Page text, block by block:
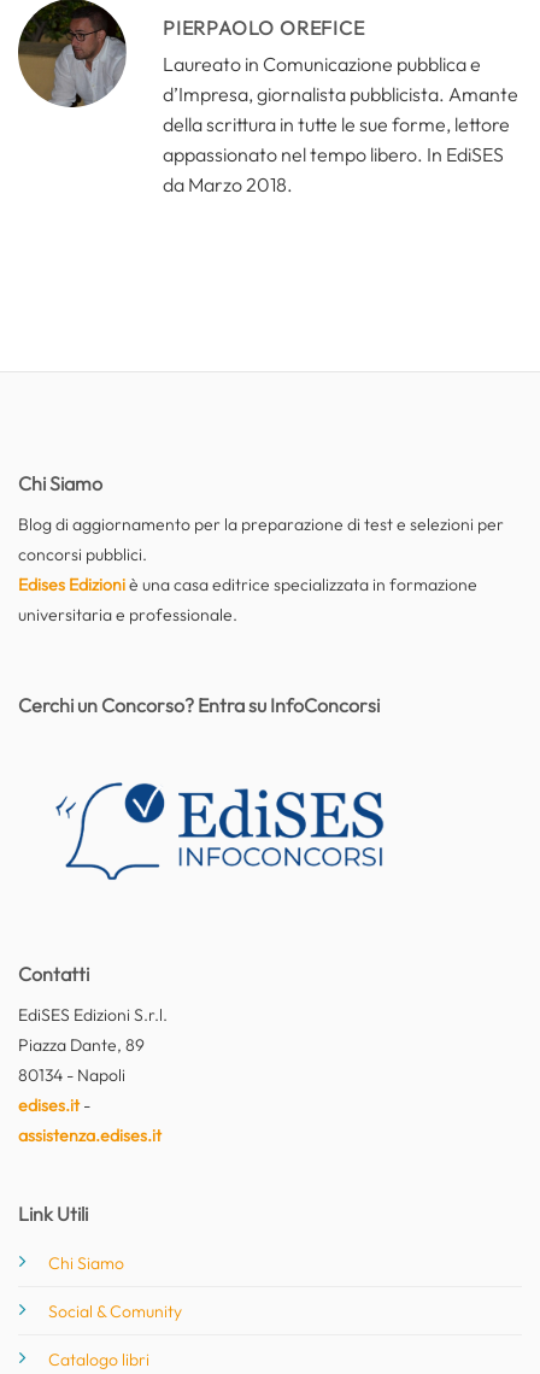
PIERPAOLO OREFICE
Laureato in Comunicazione pubblica e
d’Impresa, giornalista pubblicista. Amante
della scrittura in tutte le sue forme, lettore
appassionato nel tempo libero. In EdiSES
da Marzo 2018.
Chi Siamo
Blog di aggiornamento per la preparazione di test e selezioni per
concorsi pubblici.
Edises Edizioniè una casa editrice specializzata in formazione
universitaria e professionale.
Contatti
EdiSES Edizioni S.r.l.
Piazza Dante, 89
80134 - Napoli
edises.it-
assistenza.edises.it
Link Utili
Chi Siamo
Social & Comunity
Catalogo libri
Cerchi un Concorso? Entra su InfoConcorsi